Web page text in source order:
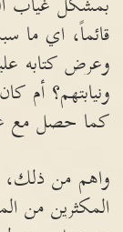
قائماً، اي ما
وعرض كتابه
ونيابتهم؟ أم
كما حصل مع
واهم من ذلك،
المكثرين من